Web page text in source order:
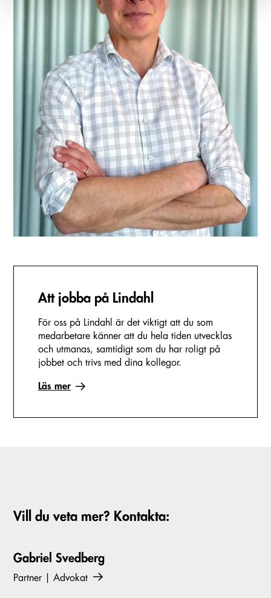
Att jobba på Lindahl
För oss på Lindahl är det viktigt att du som
medarbetare känner att du hela tiden utvecklas
och utmanas, samtidigt som du har roligt på
jobbet och trivs med dina kollegor.
Läs mer
Vill du veta mer? Kontakta:
Gabriel Svedberg
Partner | Advokat